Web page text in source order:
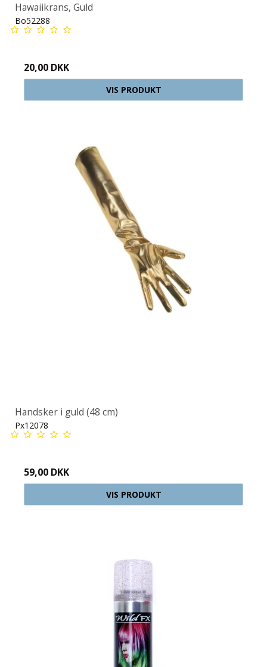
Hawaiikrans, Guld
Bo52288
20,00 DKK
VIS PRODUKT
Handsker i guld (48 cm)
Px12078
59,00 DKK
VIS PRODUKT